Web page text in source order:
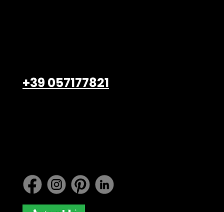
+39 057177821